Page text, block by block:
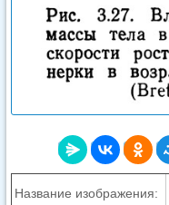
Название изображения: